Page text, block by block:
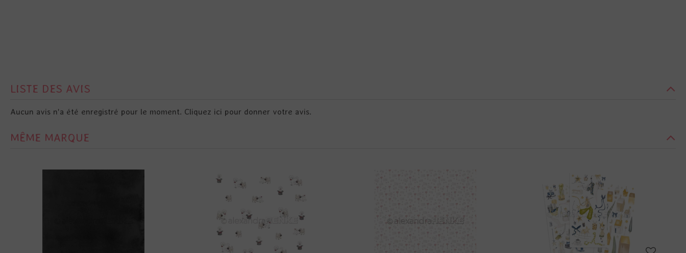
LISTE DES AVIS
Aucun avis n'a été enregistré pour le moment. Cliquez ici pour donner votre avis.
MÊME MARQUE